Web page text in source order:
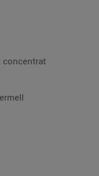
concentrat